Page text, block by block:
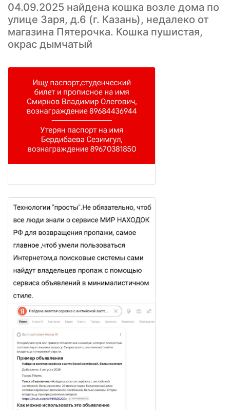
04.09.2025 найдена кошка возле дома по
улице Заря, д.6 (г. Казань), недалеко от
магазина Пятерочка. Кошка пушистая,
окрас дымчатый